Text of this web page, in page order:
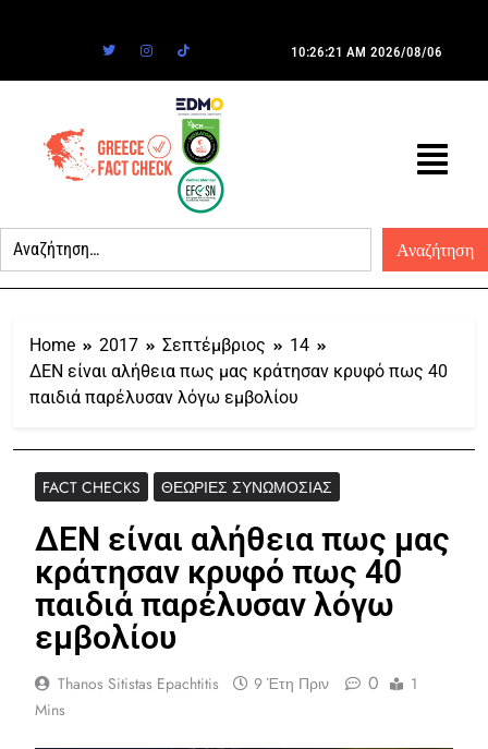
10:26:21 AM 2026/08/06
Home 2017 Σεπτέμβριος
14
ΔΕΝ είναι αλήθεια πως μας κράτησαν κρυφό πως 40
παιδιά παρέλυσαν λόγω εμβολίου
FACT CHECKS ΘΕΩΡΊΕΣ ΣΥΝΩΜΟΣΊΑΣ
ΔΕΝ είναι αλήθεια πως μας
κράτησαν κρυφό πως 40
παιδιά παρέλυσαν λόγω
εμβολίου
Thanos Sitistas Epachtitis 9 Έτη Πριν 0
1
Mins